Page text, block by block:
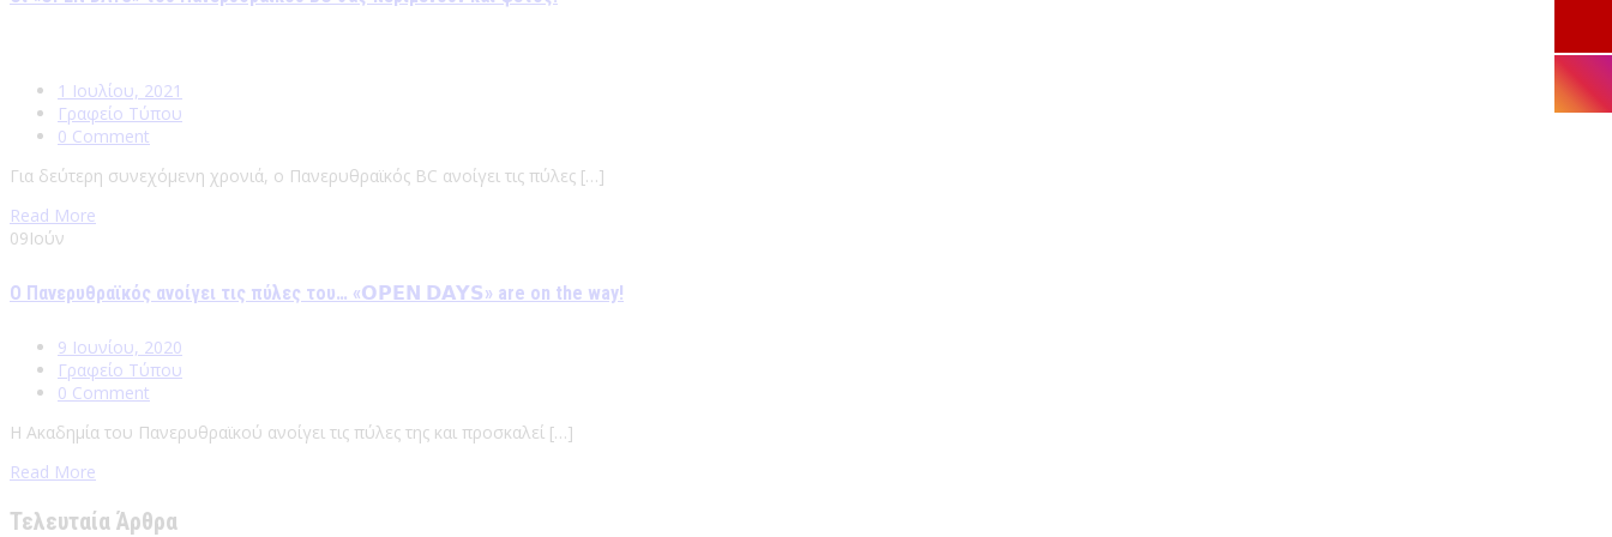
1 Ιουλίου, 2021
Γραφείο Τύπου
0 Comment
Για δεύτερη συνεχόμενη χρονιά, ο Πανερυθραϊκός BC ανοίγει τις πύλες […]
Read More
09Ιούν
Ο Πανερυθραϊκός ανοίγει τις πύλες του… «𝗢𝗣𝗘𝗡 𝗗𝗔𝗬𝗦» are on the way!
9 Ιουνίου, 2020
Γραφείο Τύπου
0 Comment
Η Ακαδημία του Πανερυθραϊκού ανοίγει τις πύλες της και προσκαλεί […]
Read More
Τελευταία Άρθρα